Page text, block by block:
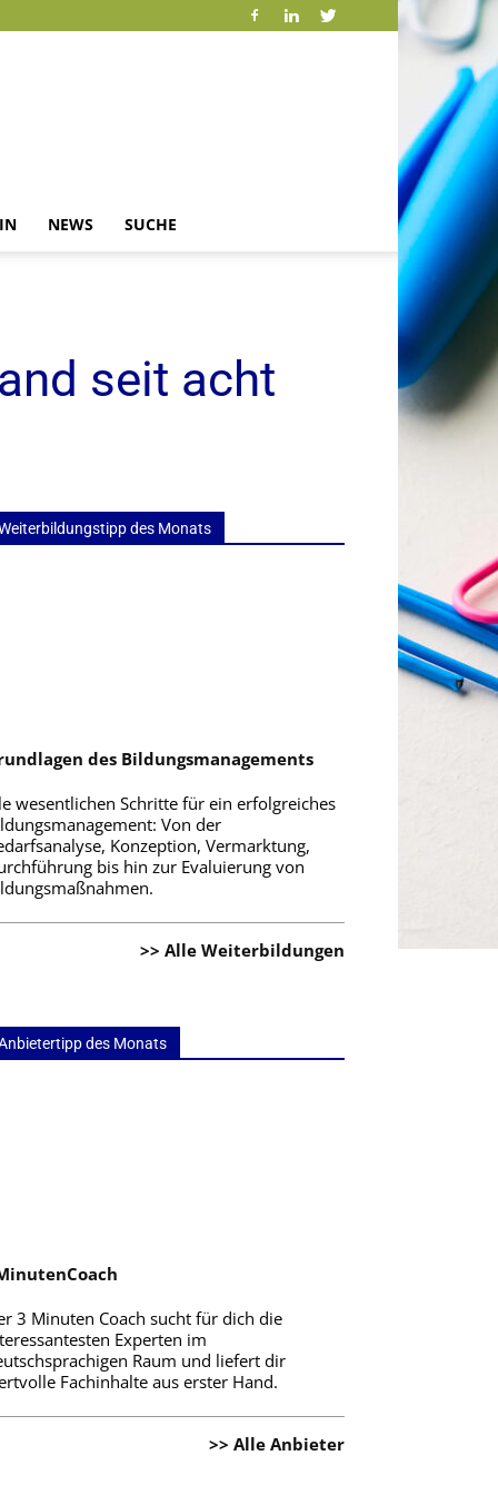
NEWS SUCHE
seit acht
des Monats
des Bildungsmanagements
wesentlichen Schritte für ein erfolgreiches
Von der
Konzeption, Vermarktung,
bis hin zur Evaluierung von
>> Alle Weiterbildungen
des Monats
3 Minuten Coach sucht für dich die
Experten im
Raum und liefert dir
Fachinhalte aus erster Hand.
>> Alle Anbieter